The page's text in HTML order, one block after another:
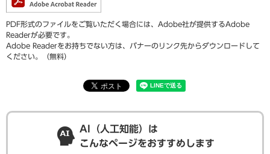
PDF形式のファイルをご覧いただく場合には、Adobe社が提供するAdobe
Readerが必要です。
Adobe Readerをお持ちでない方は、バナーのリンク先からダウンロードして
ください。（無料）
AI（人工知能）は
こんなページをおすすめします